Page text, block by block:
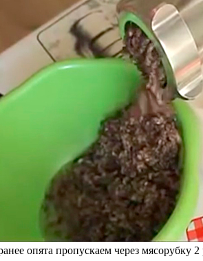
опята пропускаем через мясорубку 2